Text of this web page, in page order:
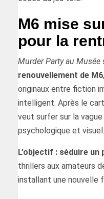
M6 mise
pour la
Murder Party au Musée
renouvellement de M6
originaux entre fiction
intelligent. Après le
veut surfer sur la vague
psychologique et visuel.
L’objectif : séduire un
thrillers aux amateurs
installant une nouvelle